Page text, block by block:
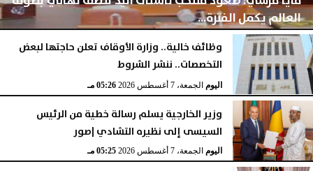
العالم يكمل الفترة...
اليومالجمعة، 7 أغسطس 2026 05:28 مـ
وظائف خالية.. وزارة الأوقاف تعلن حاجتها لبعض
التخصصات.. ننشر الشروط
اليوم الجمعة، 7 أغسطس 2026 05:26 مـ
وزير الخارجية يسلم رسالة خطية من الرئيس
السيسى إلى نظيره التشادي |صور
اليومالجمعة، 7 أغسطس 2026 05:25 مـ